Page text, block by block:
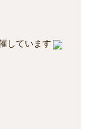
しています